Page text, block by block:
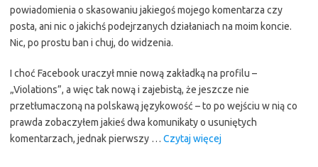
powiadomienia o skasowaniu jakiegoś mojego komentarza czy
posta, ani nic o jakichś podejrzanych działaniach na moim koncie.
Nic, po prostu ban i chuj, do widzenia.
I choć Facebook uraczył mnie nową zakładką na profilu –
„Violations”, a więc tak nową i zajebistą, że jeszcze nie
przetłumaczoną na polskawą językowość – to po wejściu w nią co
prawda zobaczyłem jakieś dwa komunikaty o usuniętych
komentarzach, jednak pierwszy … Czytaj więcej